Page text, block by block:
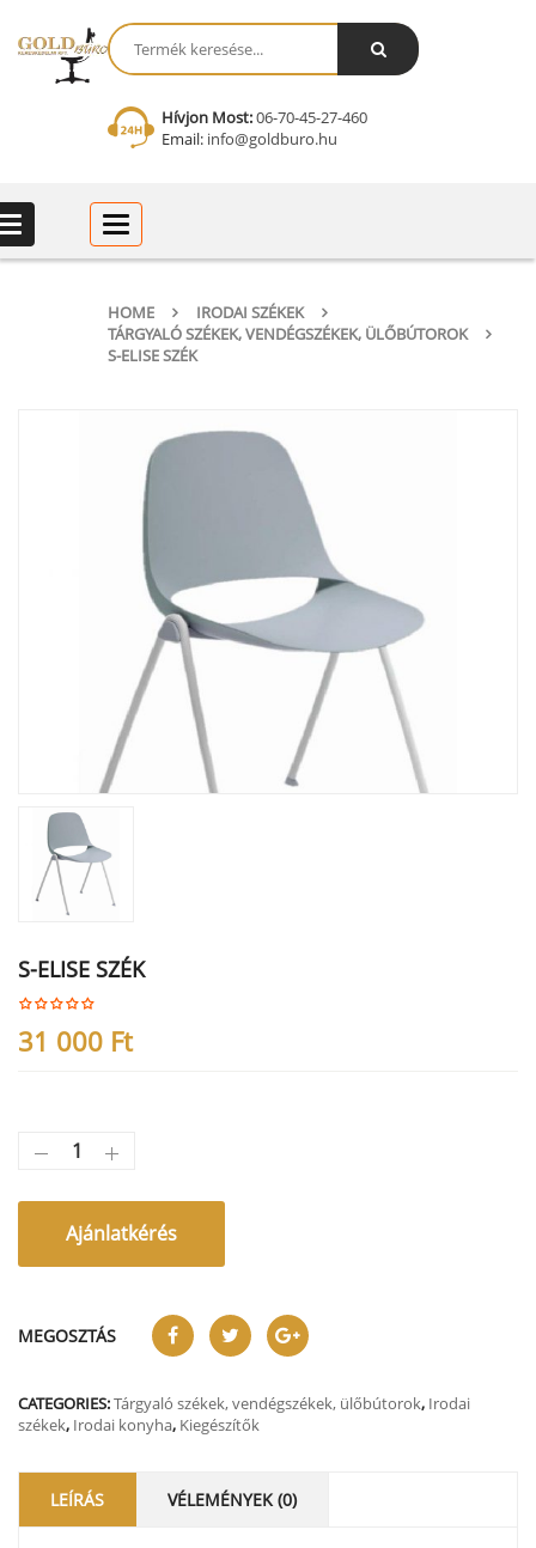
Hívjon Most:06-70-45-27-460
Email:info@goldburo.hu
Categories
Categories
HOME
IRODAI SZÉKEK
TÁRGYALÓ SZÉKEK, VENDÉGSZÉKEK, ÜLŐBÚTOROK
S-ELISE SZÉK
S-ELISE SZÉK
31 000 Ft
Ajánlatkérés
MEGOSZTÁS
CATEGORIES:Tárgyaló székek, vendégszékek, ülőbútorok, Irodai
székek, Irodai konyha, Kiegészítők
LEÍRÁS VÉLEMÉNYEK (0)